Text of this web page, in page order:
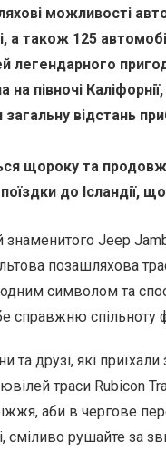
можливості
а також 125
легендарного
півночі
відстань
щороку та
до Ісландії,
знаменитого Jeep
позашляхова
одним символом та
справжню спільноту
та друзі, які
траси Rubicon
аби в чергове
рушайте за